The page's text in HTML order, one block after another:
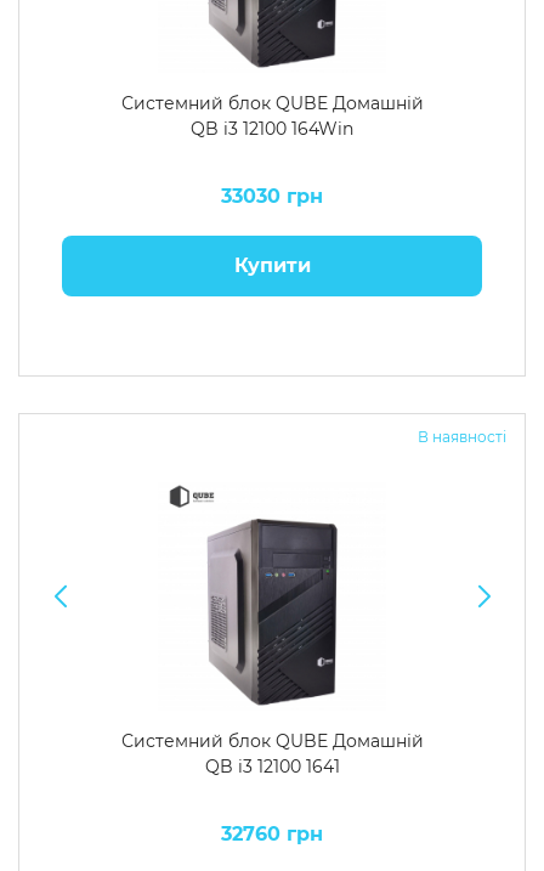
Системний блок QUBE Домашній
QB i3 12100 164Win
33030 грн
Купити
В наявності
Системний блок QUBE Домашній
QB i3 12100 1641
32760 грн